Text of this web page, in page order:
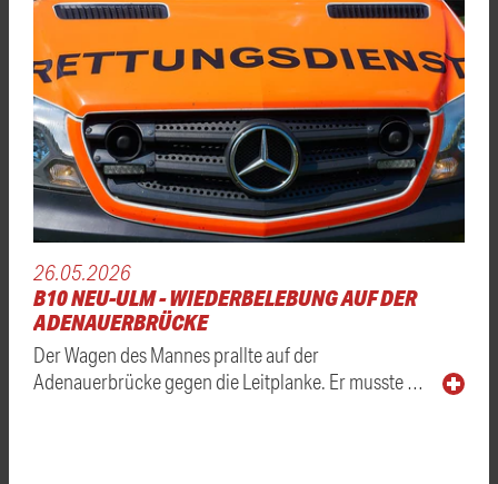
26.05.2026
B10 NEU-ULM - WIEDERBELEBUNG AUF DER
ADENAUERBRÜCKE
Der Wagen des Mannes prallte auf der
Adenauerbrücke gegen die Leitplanke. Er musste …